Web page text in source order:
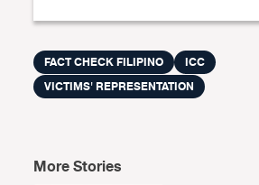
FACT CHECK FILIPINO
ICC
VICTIMS' REPRESENTATION
More Stories